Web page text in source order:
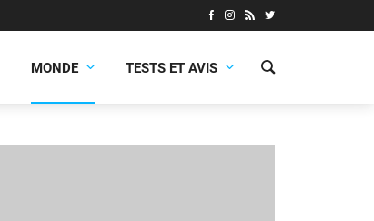
MONDE TESTS ET AVIS